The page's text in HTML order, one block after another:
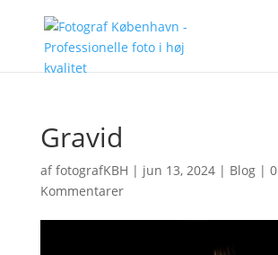
Gravid
affotografKBH | jun 13, 2024| Blog| 0
Kommentarer